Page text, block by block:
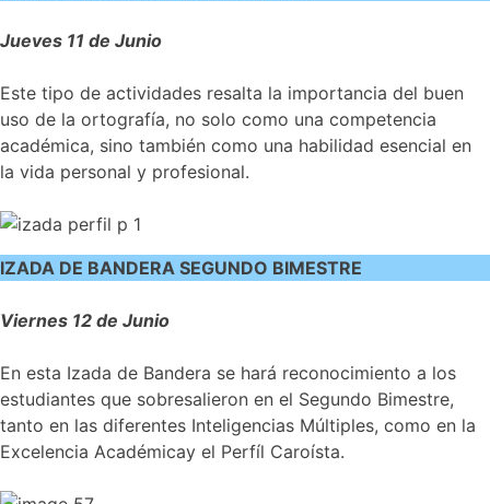
Jueves 11 de Junio
Este tipo de actividades resalta la importancia del buen
uso de la ortografía, no solo como una competencia
académica, sino también como una habilidad esencial en
la vida personal y profesional.
IZADA DE BANDERA SEGUNDO BIMESTRE
Viernes 12 de Junio
En esta Izada de Bandera se hará reconocimiento a los
estudiantes que sobresalieron en el Segundo Bimestre,
tanto en las diferentes Inteligencias Múltiples, como en la
Excelencia Académicay el Perfíl Caroísta.